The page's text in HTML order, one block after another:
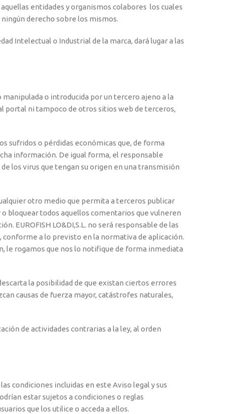
entidades y organismos colabores los cuales
derecho sobre los mismos.
Intelectual o Industrial de la marca, dará lugar a las
manipulada o introducida por un tercero ajeno a la
portal ni tampoco de otros sitios web de terceros,
sufridos o pérdidas económicas que, de forma
información. De igual forma, el responsable
los virus que tengan su origen en una transmisión
otro medio que permita a terceros publicar
bloquear todos aquellos comentarios que vulneren
EUROFISH LO&DI,S.L. no será responsable de las
a lo previsto en la normativa de aplicación.
le rogamos que nos lo notifique de forma inmediata
la posibilidad de que existan ciertos errores
causas de fuerza mayor, catástrofes naturales,
de actividades contrarias a la ley, al orden
condiciones incluidas en este Aviso legal y sus
estar sujetos a condiciones o reglas
que los utilice o acceda a ellos.